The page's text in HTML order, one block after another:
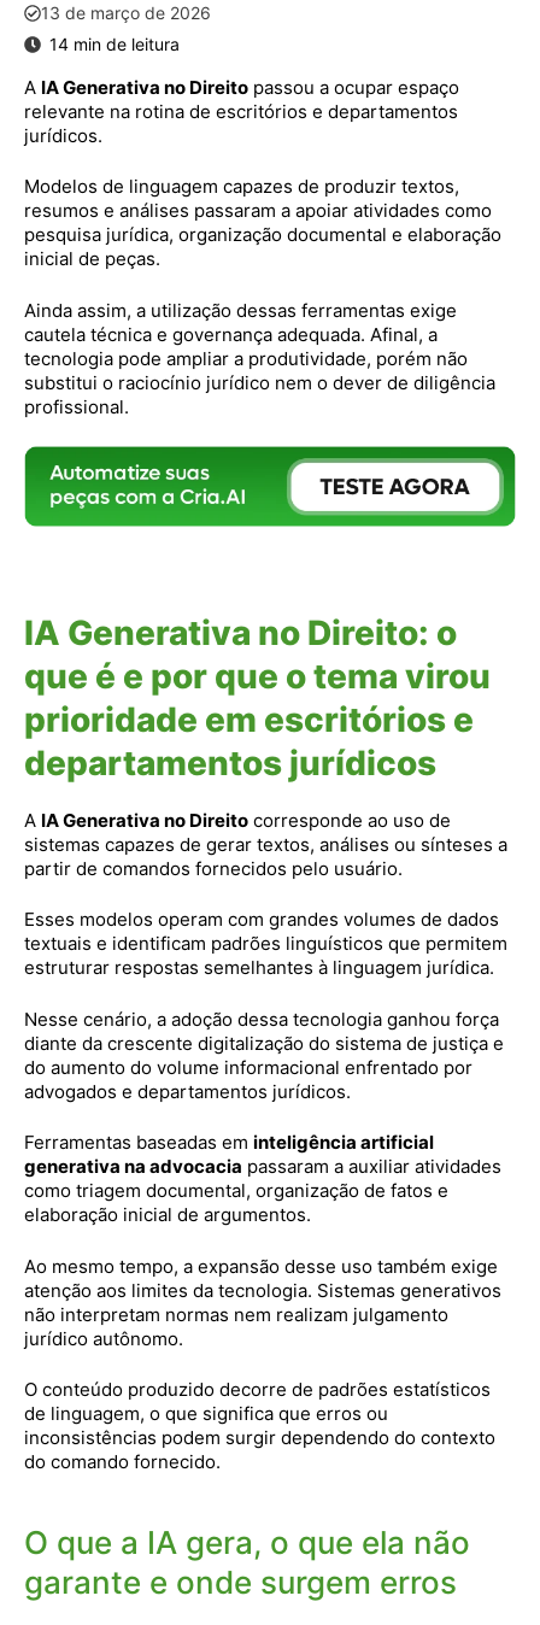
13 de março de 2026
A IA Generativa no Direito passou a ocupar espaço
relevante na rotina de escritórios e departamentos
jurídicos.
Modelos de linguagem capazes de produzir textos,
resumos e análises passaram a apoiar atividades como
pesquisa jurídica, organização documental e elaboração
inicial de peças.
Ainda assim, a utilização dessas ferramentas exige
cautela técnica e governança adequada. Afinal, a
tecnologia pode ampliar a produtividade, porém não
substitui o raciocínio jurídico nem o dever de diligência
profissional.
IA Generativa no Direito: o
que é e por que o tema virou
prioridade em escritórios e
departamentos jurídicos
A IA Generativa no Direito corresponde ao uso de
sistemas capazes de gerar textos, análises ou sínteses a
partir de comandos fornecidos pelo usuário.
Esses modelos operam com grandes volumes de dados
textuais e identificam padrões linguísticos que permitem
estruturar respostas semelhantes à linguagem jurídica.
Nesse cenário, a adoção dessa tecnologia ganhou força
diante da crescente digitalização do sistema de justiça e
do aumento do volume informacional enfrentado por
advogados e departamentos jurídicos.
Ferramentas baseadas em inteligência artificial
generativa na advocacia passaram a auxiliar atividades
como triagem documental, organização de fatos e
elaboração inicial de argumentos.
Ao mesmo tempo, a expansão desse uso também exige
atenção aos limites da tecnologia. Sistemas generativos
não interpretam normas nem realizam julgamento
jurídico autônomo.
O conteúdo produzido decorre de padrões estatísticos
de linguagem, o que significa que erros ou
inconsistências podem surgir dependendo do contexto
do comando fornecido.
O que a IA gera, o que ela não
garante e onde surgem erros